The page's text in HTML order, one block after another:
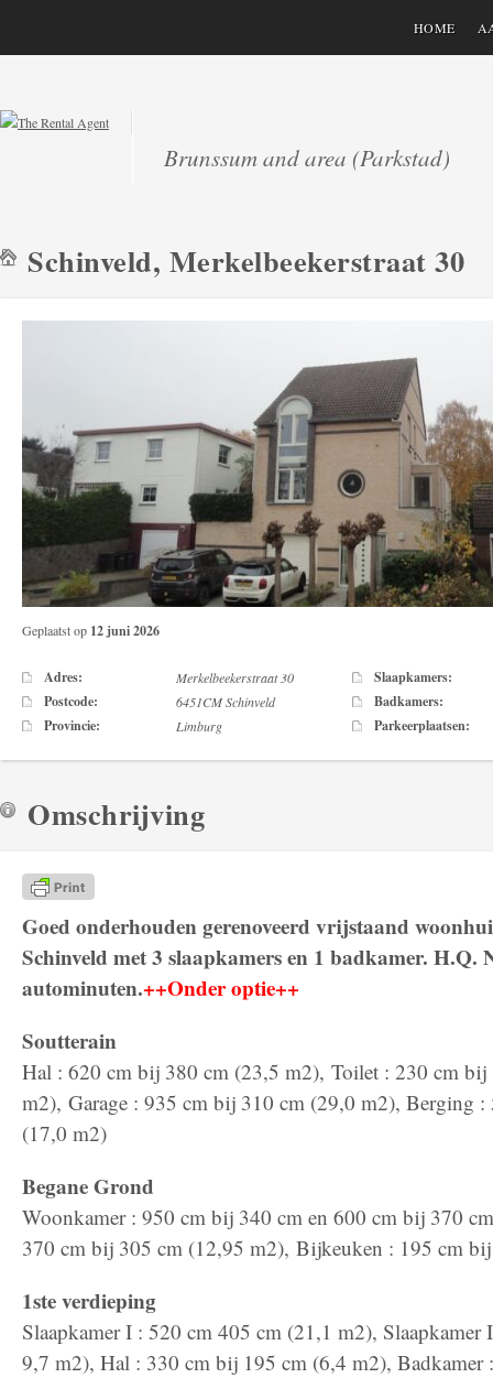
Brunssum and area (Parkstad)
HOME
Schinveld, Merkelbeekerstraat 30
Geplaatst op 12 juni 2026
Adres: Merkelbeekerstraat 30
Postcode: 6451CM Schinveld
Provincie: Limburg
Slaapkamers:
Badkamers:
Parkeerplaatsen:
Omschrijving
Goed onderhouden gerenoveerd vrijstaand
Schinveld met 3 slaapkamers en 1 badkamer. H.Q.
autominuten.++Onder optie++
Soutterain
Hal : 620 cm bij 380 cm (23,5 m2), Toilet : 230 cm bij
m2), Garage : 935 cm bij 310 cm (29,0 m2), Berging
(17,0 m2)
Begane Grond
Woonkamer : 950 cm bij 340 cm en 600 cm bij 370
370 cm bij 305 cm (12,95 m2), Bijkeuken : 195 cm
1ste verdieping
Slaapkamer I : 520 cm 405 cm (21,1 m2),
9,7 m2), Hal : 330 cm bij 195 cm (6,4 m2),